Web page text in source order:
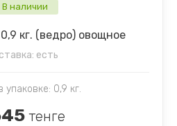
В наличии
кг. (ведро) овощное
есть
упаковке: 0,9 кг.
тенге